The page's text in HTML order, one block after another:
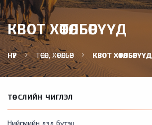
КВОТ ХӨТӨЛБӨРҮҮД
НҮҮР ТӨСӨЛ, ХӨТӨЛБӨР КВОТ ХӨТӨЛБӨРҮҮД
ТӨСЛИЙН ЧИГЛЭЛ
Нийгмийн дэд бүтэц